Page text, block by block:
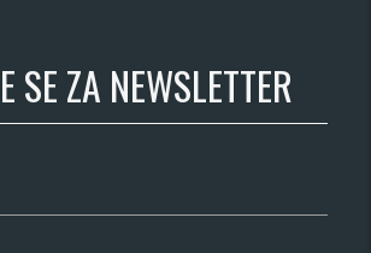
SE ZA NEWSLETTER